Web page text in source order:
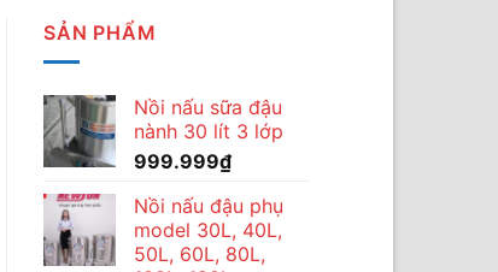
SẢN PHẨM
Nồi nấu sữa đậu
nành 30 lít 3 lớp
999.999₫
Nồi nấu đậu phụ
model 30L, 40L,
50L, 60L, 80L,